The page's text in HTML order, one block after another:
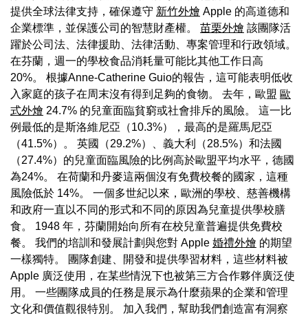
提供全球法律支持，確保遵守 新竹外燴 Apple 的高道德和
企業標準，並保護公司的智慧財產權。 苗栗外燴 該團隊活
躍於公司法、法律援助、法律活動、專案管理和行政領域。
在芬蘭，週一的學校食品消耗量可能比其他工作日高
20%。 根據Anne-Catherine Guio的報告，這可能表明低收
入家庭的孩子在周末沒有得到足夠的食物。 去年，歐盟 歐
式外燴 24.7% 的兒童面臨貧窮或社會排斥的風險。 這一比
例最低的是斯洛維尼亞（10.3%），最高的是羅馬尼亞
（41.5%）。 英國（29.2%）、義大利（28.5%）和法國
（27.4%）的兒童面臨風險的比例高於歐盟平均水平，德國
為24%。 在荷蘭和丹麥這兩個沒有免費校餐的國家，這種
風險低於 14%。 一個多世紀以來，歐洲的學校、慈善機構
和政府一直以不同的形式和不同的原因為兒童提供學校膳
食。 1948 年，芬蘭開始向所有在校兒童普遍提供免費校
餐。 我們的培訓和發展計劃與您對 Apple 婚禮外燴 的期望
一樣獨特。 團隊創建、開發和提供學習材料，這些材料被
Apple 廣泛使用，在某些情況下也被第三方合作夥伴廣泛使
用。 一些團隊成員的任務是展示為什麼蘋果的企業和管理
文化和價值觀很特別。 加入我們，幫助我們創造富有洞察